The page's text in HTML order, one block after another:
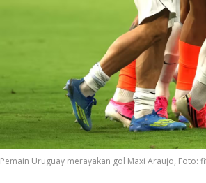
Pemain Uruguay merayakan gol Maxi Araujo, Foto: